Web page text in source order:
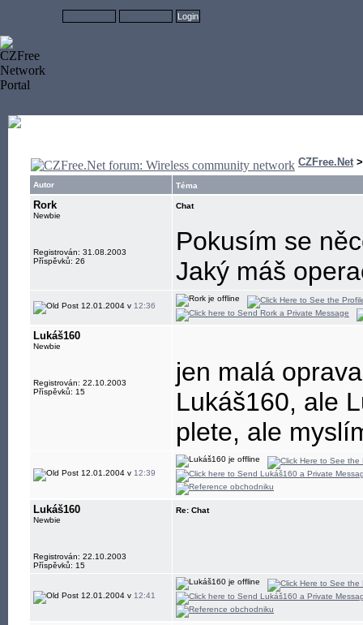
CZFree.Net
Autor Téma
Rork
Newbie
Registrován: 31.08.2003
Příspěvků: 26
Chat
Pokusím se
Jaký máš
12.01.2004 v 12:36
Lukáš160
Newbie
Registrován: 22.10.2003
Příspěvků: 15
jen malá
Lukáš160, ale
plete, ale
12.01.2004 v 12:39
Lukáš160
Newbie
Registrován: 22.10.2003
Příspěvků: 15
Re: Chat
12.01.2004 v 12:41